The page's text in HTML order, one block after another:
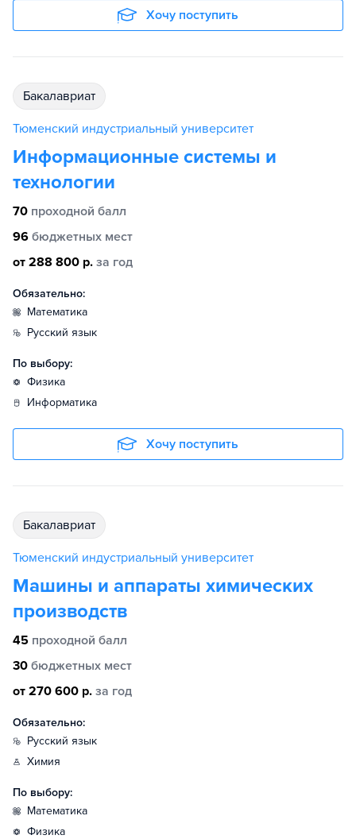
Хочу поступить
бакалавриат
Тюменский индустриальный университет
Информационные системы и
технологии
70 проходной балл
96 бюджетных мест
от 288 800 р. за год
Обязательно:
математика
русский язык
По выбору:
физика
информатика
Хочу поступить
бакалавриат
Тюменский индустриальный университет
Машины и аппараты химических
производств
45 проходной балл
30 бюджетных мест
от 270 600 р. за год
Обязательно:
русский язык
химия
По выбору:
математика
физика